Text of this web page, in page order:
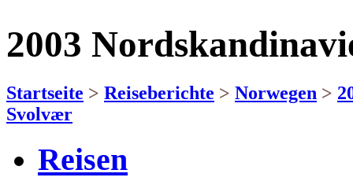
2003
Startseite > Reiseberichte > Norwegen >
Svolvær
Reisen